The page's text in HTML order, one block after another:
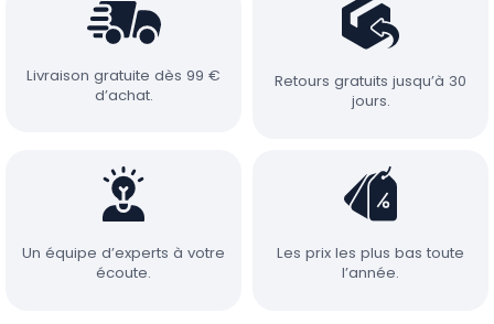
Livraison gratuite dès 99 €
d’achat.
Retours gratuits jusqu’à 30
jours.
Un équipe d’experts à votre
écoute.
Les prix les plus bas toute
l’année.